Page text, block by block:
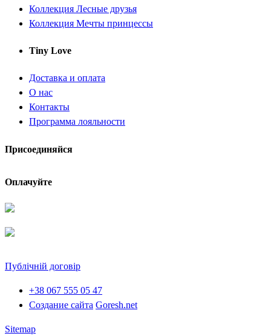
Коллекция Лесные друзья
Коллекция Мечты принцессы
Tiny Love
Доставка и оплата
О нас
Контакты
Программа лояльности
Присоединяйся
Оплачуйте
Публічній договір
+38 067 555 05 47
Создание сайта Goresh.net
Sitemap